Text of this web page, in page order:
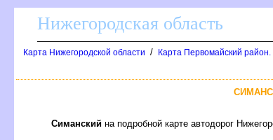
Нижегородская область
Карта Нижегородской области / Карта Первомайский
Симанский на подробной карте автодорог